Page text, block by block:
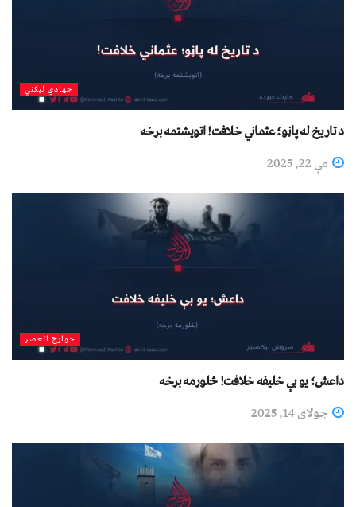
جهادي لیکني
د تاریخ له پاڼو؛ عثماني خلافت! اتویشتمه برخه
مې 22, 2025
خوارج العصر
داعش؛ یو بې خلیفه خلافت! څلورمه برخه
جولای 14, 2025